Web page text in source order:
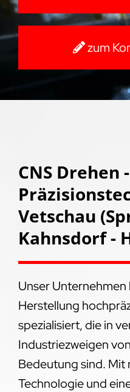
zum
CNS Drehen
Vetschau
Kahnsdorf -
Unser Unternehmen
Herstellung
spezialisiert, die in
Industriezweigen
Bedeutung sind.
Technologie und